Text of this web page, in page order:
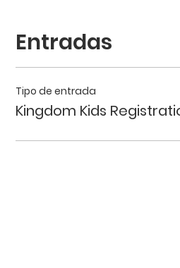
Entradas
Tipo de entrada
Kingdom Kids